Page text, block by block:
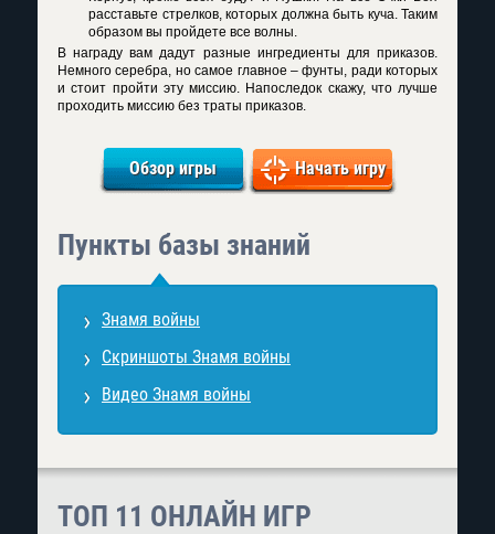
расставьте стрелков, которых должна быть куча. Таким
образом вы пройдете все волны.
В награду вам дадут разные ингредиенты для приказов.
Немного серебра, но самое главное – фунты, ради которых
и стоит пройти эту миссию. Напоследок скажу, что лучше
проходить миссию без траты приказов.
Обзор игры Начать игру
Пункты базы знаний
Знамя войны
Скриншоты Знамя войны
Видео Знамя войны
ТОП 11 ОНЛАЙН ИГР